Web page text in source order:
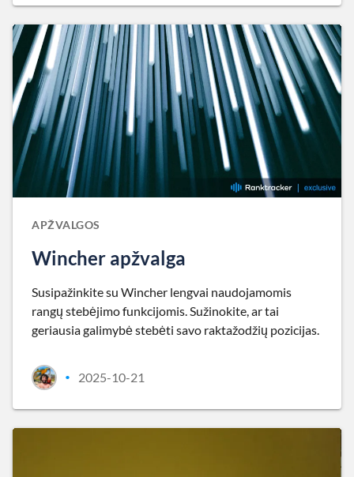
APŽVALGOS
Wincher apžvalga
Susipažinkite su Wincher lengvai naudojamomis
rangų stebėjimo funkcijomis. Sužinokite, ar tai
geriausia galimybė stebėti savo raktažodžių pozicijas.
• 2025-10-21